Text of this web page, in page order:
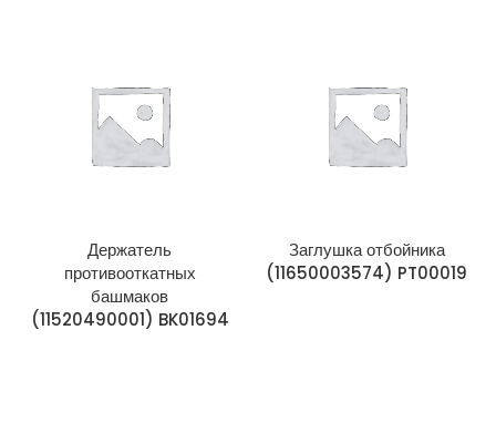
Держатель
противооткатных
башмаков
(11520490001) BK01694
Заглушка отбойника
(11650003574) PT00019